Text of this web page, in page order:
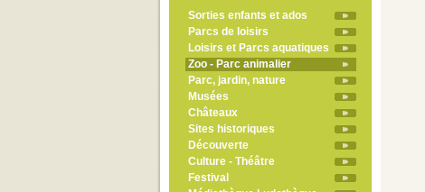
Sorties enfants et ados
Parcs de loisirs
Loisirs et Parcs aquatiques
Zoo - Parc animalier
Parc, jardin, nature
Musées
Châteaux
Sites historiques
Découverte
Culture - Théâtre
Festival